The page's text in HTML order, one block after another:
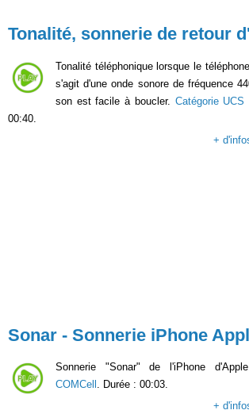
Tonalité, sonnerie de retour
Tonalité téléphonique lorsque le
s'agit d'une onde sonore de fréquence
son est facile à boucler. Catégorie UCS
00:40.
+
Sonar - Sonnerie iPhone
Sonnerie "Sonar" de l'iPhone
COMCell . Durée : 00:03.
+